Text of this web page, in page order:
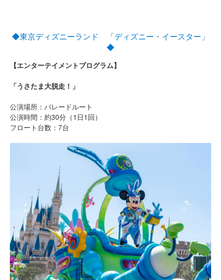
◆東京ディズニーランド 「ディズニー・イースター」
◆
【エンターテイメントプログラム】
「うさたま大脱走！」
公演場所：パレードルート
公演時間：約30分（1日1回）
フロート台数：7台